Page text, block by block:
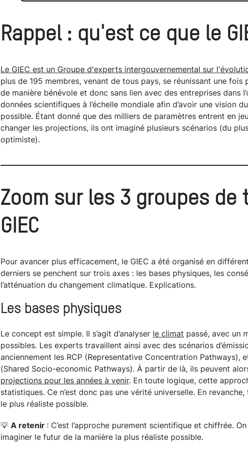
Rappel : qu'est ce que le
Le GIEC est un Groupe d'experts intergouvernemental sur
plus de 195 membres, venant de tous pays, se réunissant une fois
de manière bénévole et donc sans lien avec des entreprises dans
données scientifiques à l’échelle mondiale afin d’avoir une vision
possible. Étant donné que des milliers de paramètres entrent en
changer les projections, ils ont imaginé plusieurs scénarios (du
optimiste).
Zoom sur les 3 groupes de
GIEC
Pour avancer plus efficacement, le GIEC a été organisé en
derniers se penchent sur trois axes : les bases physiques, les
l’atténuation du changement climatique. Explications.
Les bases physiques
Le concept est simple. Il s’agit d’analyser le climat passé, avec un
possibles. Les experts travaillent ainsi avec des scénarios
anciennement les RCP (Representative Concentration Pathways),
(Shared Socio-economic Pathways). À partir de là, ils peuvent
projections pour les années à venir. En toute logique, cette
statistiques. Ce n’est donc pas une vérité universelle. En
le plus réaliste possible.
💡 A retenir : C’est l’approche purement scientifique et chiffrée.
imaginer le futur de la manière la plus réaliste possible.